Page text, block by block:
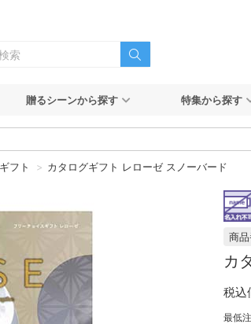
贈るシーンから探す 特集から探す
フト カタログギフト レローゼ スノーバード
商
カ
税
最低